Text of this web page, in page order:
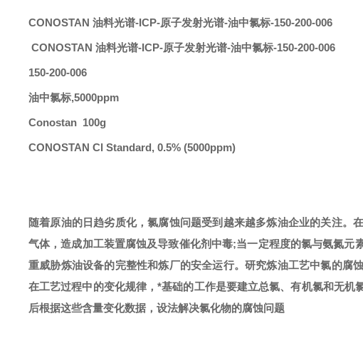
CONOSTAN 油料光谱-ICP-原子发射光谱-油中氯标-150-200-006
CONOSTAN 油料光谱-ICP-原子发射光谱-油中氯标-150-200-006
150-200-006
油中氯标,5000ppm
Conostan 100g
CONOSTAN Cl Standard, 0.5% (5000ppm)
随着原油的日趋劣质化，氯腐蚀问题受到越来越多炼油企业的关注。
气体，造成加工装置腐蚀及导致催化剂中毒;当一定程度的氯与氨氮元
重威胁炼油设备的完整性和炼厂的安全运行。 研究炼油工艺中氯的腐
在工艺过程中的变化规律，*基础的工作是要建立总氯、有机氯和无机
后根据这些含量变化数据，设法解决氯化物的腐蚀问题